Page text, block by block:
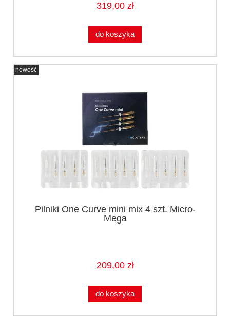
319,00 zł
do koszyka
Pilniki One Curve mini mix 4 szt. Micro-
Mega
209,00 zł
do koszyka
nowość